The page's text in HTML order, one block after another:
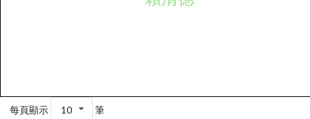
每頁顯示 10 筆